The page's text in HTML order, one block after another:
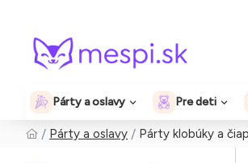
Párty a oslavy Pre deti
Párty a oslavy Párty klobúky a